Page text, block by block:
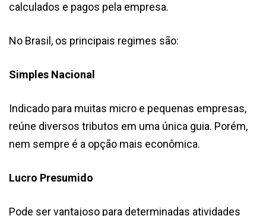
calculados e pagos pela empresa.
No Brasil, os principais regimes são:
Simples Nacional
Indicado para muitas micro e pequenas empresas,
reúne diversos tributos em uma única guia. Porém,
nem sempre é a opção mais econômica.
Lucro Presumido
Pode ser vantajoso para determinadas atividades